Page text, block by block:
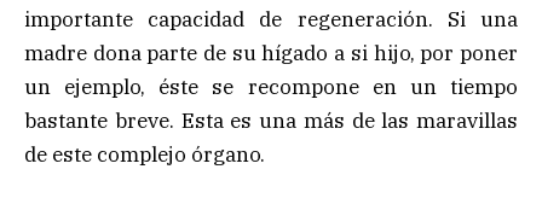
importante capacidad de regeneración. Si una
madre dona parte de su hígado a si hijo, por poner
un ejemplo, éste se recompone en un tiempo
bastante breve. Esta es una más de las maravillas
de este complejo órgano.